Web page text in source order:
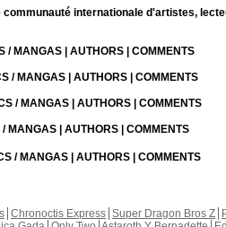
communauté internationale d'artistes,
/ MANGAS | AUTHORS | COMMENTS
/ MANGAS | AUTHORS | COMMENTS
/ MANGAS | AUTHORS | COMMENTS
MANGAS | AUTHORS | COMMENTS
/ MANGAS | AUTHORS | COMMENTS
Chronoctis Express Super Dragon Bros Z